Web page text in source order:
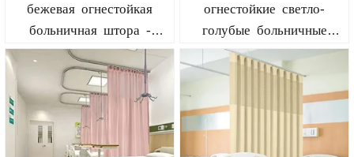
бежевая огнестойкая
больничная штора -
разделитель 5x8 футов
огнестойкие светло-
голубые больничные
шторы